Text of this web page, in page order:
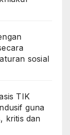
sosial
TIK
guna
kritis dan